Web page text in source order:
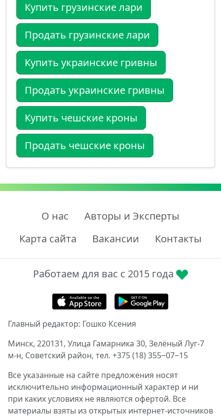
Купить грузинские лари
Продать грузинские лари
Купить украинские гривны
Продать украинские гривны
Купить чешские кроны
Продать чешские кроны
О нас
Авторы и Эксперты
Карта сайта
Вакансии Контакты
Работаем для вас с 2015 года
Главный редактор: Гошко Ксения
Минск, 220131, Улица Гамарника 30, Зелёный Луг-7
м-н, Советский район, тел. +375 (18) 355‒07‒15
Все указанные на сайте предложения носят
исключительно информационный характер и ни
при каких условиях не являются офертой. Все
материалы взяты из открытых интернет-источников